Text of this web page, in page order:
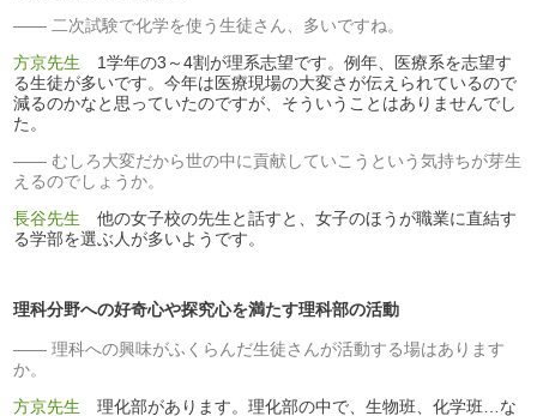
二次試験で化学を使う生徒さん、多いですね。
方京先生 1学年の3～4割が理系志望です。例年、医療系を志望す
る生徒が多いです。今年は医療現場の大変さが伝えられているので
減るのかなと思っていたのですが、そういうことはありませんでし
た。
むしろ大変だから世の中に貢献していこうという気持ちが芽生
えるのでしょうか。
長谷先生 他の女子校の先生と話すと、女子のほうが職業に直結す
る学部を選ぶ人が多いようです。
理科分野への好奇心や探究心を満たす理科部の活動
理科への興味がふくらんだ生徒さんが活動する場はあります
か。
方京先生 理化部があります。理化部の中で、生物班、化学班…な